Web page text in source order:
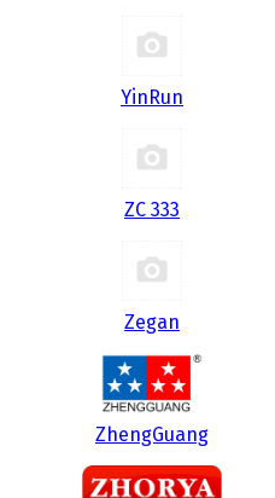
YinRun
ZC 333
Zegan
ZhengGuang